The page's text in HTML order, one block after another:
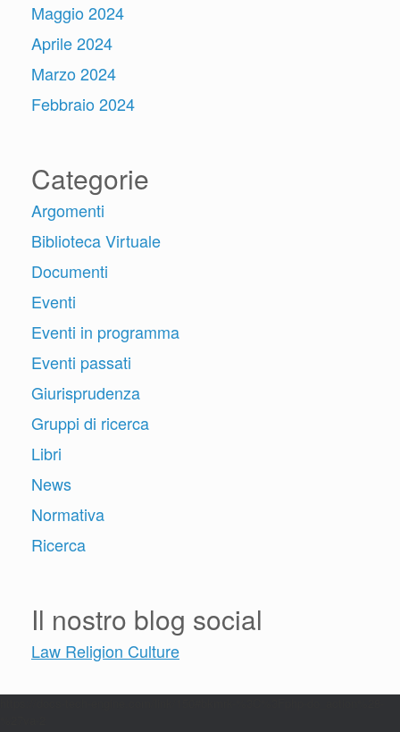
Maggio 2024
Aprile 2024
Marzo 2024
Febbraio 2024
Categorie
Argomenti
Biblioteca Virtuale
Documenti
Eventi
Eventi in programma
Eventi passati
Giurisprudenza
Gruppi di ricerca
Libri
News
Normativa
Ricerca
Il nostro blog social
Law Religion Culture